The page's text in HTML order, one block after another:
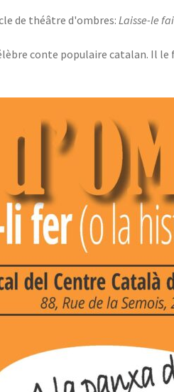
de théâtre d'ombres:Laisse-le
conte populaire catalan. Il